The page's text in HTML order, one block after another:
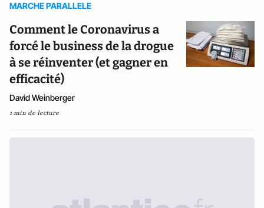
MARCHE PARALLELE
Comment le Coronavirus a
forcé le business de la drogue
à se réinventer (et gagner en
efficacité)
David Weinberger
1 min de lecture